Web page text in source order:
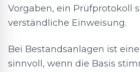
Vorgaben, ein Prüfprotokoll
verständliche Einweisung.
Bei Bestandsanlagen ist
sinnvoll, wenn die Basis